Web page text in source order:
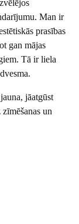
Man ir
prasības
gan mājas
Tā ir liela
jāatgūst
un